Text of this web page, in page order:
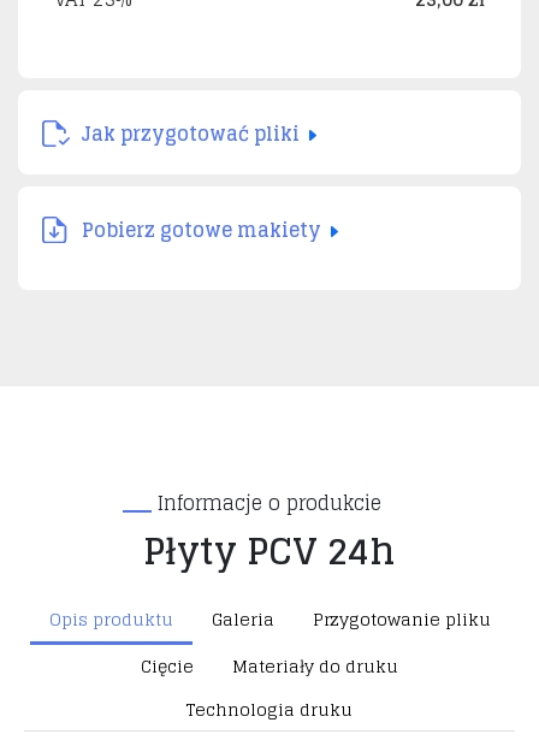
Jak przygotować pliki
Pobierz gotowe makiety
Informacje o produkcie
Płyty PCV 24h
Opis produktu Galeria
Przygotowanie pliku
Cięcie
Materiały do druku
Technologia druku